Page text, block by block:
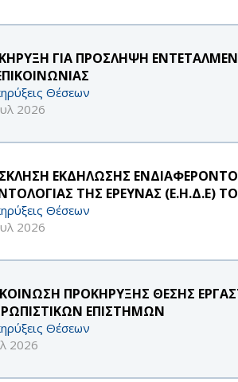
ΓΙΑ ΠΡΟΣΛΗΨΗ
Θέσεων
2026
ΕΚΔΗΛΩΣΗΣ
ΤΗΣ ΕΡΕΥΝΑΣ (Ε.Η.Δ.Ε)
Θέσεων
2026
ΠΡΟΚΗΡΥΞΗΣ ΘΕΣΗΣ
ΕΠΙΣΤΗΜΩΝ
Θέσεων
2026